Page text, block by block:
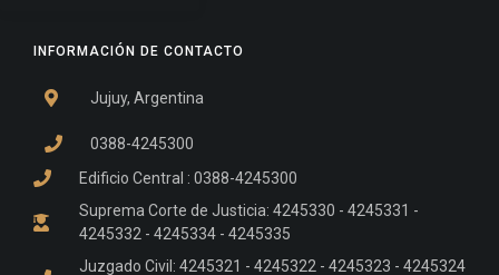
INFORMACIÓN DE CONTACTO
Jujuy, Argentina
0388-4245300
Edificio Central : 0388-4245300
Suprema Corte de Justicia: 4245330 - 4245331 -
4245332 - 4245334 - 4245335
Juzgado Civil: 4245321 - 4245322 - 4245323 - 4245324